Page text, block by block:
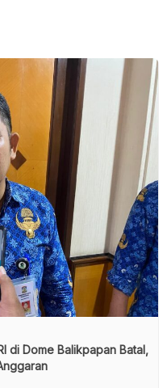
di Dome Balikpapan Batal,